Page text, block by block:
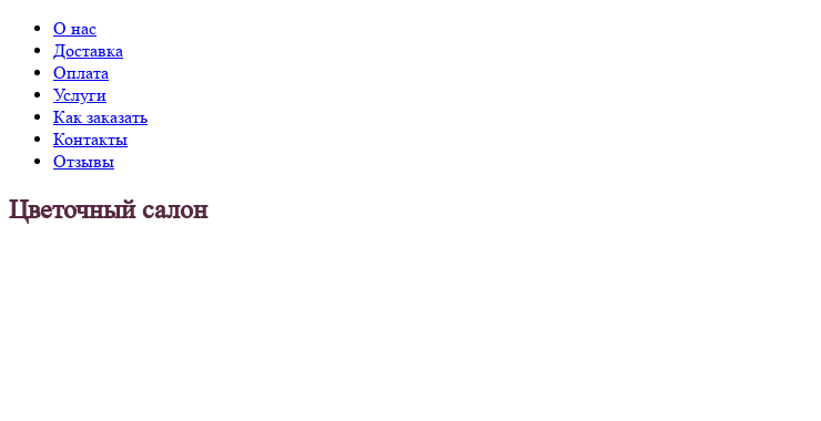
О нас
Доставка
Оплата
Услуги
Как заказать
Контакты
Отзывы
Цветочный салон